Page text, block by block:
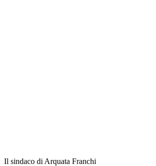
Il sindaco di Arquata Franchi